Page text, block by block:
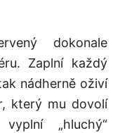
dokonale
Zaplní každý
nádherně oživí
který mu dovolí
„hluchý“